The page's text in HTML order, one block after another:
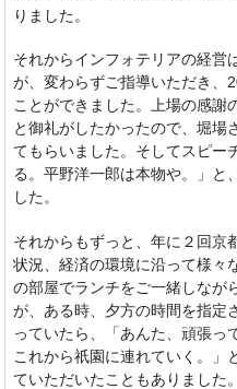
りました。
それからインフォテリアの経営
が、変わらずご指導いただき、
ことができました。上場の感謝
と御礼がしたかったので、堀場
てもらいました。そしてスピー
る。平野洋一郎は本物や。」と
した。
それからもずっと、年に２回京
状況、経済の環境に沿って様々
の部屋でランチをご一緒しなが
が、ある時、夕方の時間を指定
っていたら、「あんた、頑張っ
これから祇園に連れていく。」
ていただいたこともありました。